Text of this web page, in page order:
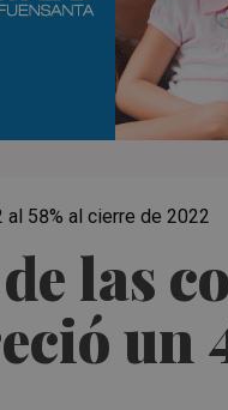
las
un
al 58% al cierre de 2022